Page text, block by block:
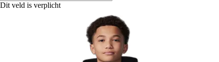
Dit veld is verplicht